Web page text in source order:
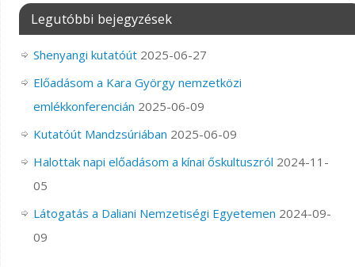
Legutóbbi bejegyzések
Shenyangi kutatóút 2025-06-27
Előadásom a Kara György nemzetközi
emlékkonferencián 2025-06-09
Kutatóút Mandzsúriában 2025-06-09
Halottak napi előadásom a kínai őskultuszról 2024-11-
05
Látogatás a Daliani Nemzetiségi Egyetemen 2024-09-
09